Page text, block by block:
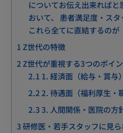
についてお伝え出来ればと
おいて、 患者満足度・ス
これら全てに直結するのが
1 Z世代の特徴
2 Z世代が重視する3つのポイ
2.1 1. 経済面（給与・賞与）
2.2 2. 待遇面（福利厚生・
2.33. 人間関係・医院の方
3研修医・若手スタッフに見